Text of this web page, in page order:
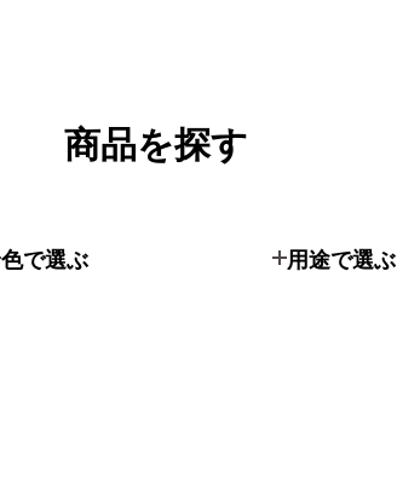
商品を探す
色で選ぶ 用途で選ぶ